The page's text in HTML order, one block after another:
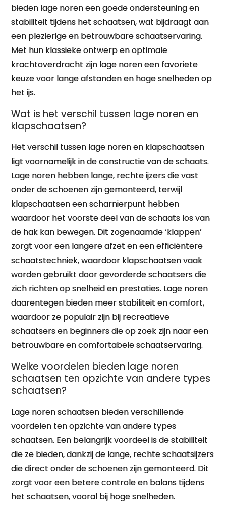
bieden lage noren een goede ondersteuning en
stabiliteit tijdens het schaatsen, wat bijdraagt aan
een plezierige en betrouwbare schaatservaring.
Met hun klassieke ontwerp en optimale
krachtoverdracht zijn lage noren een favoriete
keuze voor lange afstanden en hoge snelheden op
het ijs.
Wat is het verschil tussen lage noren en
klapschaatsen?
Het verschil tussen lage noren en klapschaatsen
ligt voornamelijk in de constructie van de schaats.
Lage noren hebben lange, rechte ijzers die vast
onder de schoenen zijn gemonteerd, terwijl
klapschaatsen een scharnierpunt hebben
waardoor het voorste deel van de schaats los van
de hak kan bewegen. Dit zogenaamde ‘klappen’
zorgt voor een langere afzet en een efficiëntere
schaatstechniek, waardoor klapschaatsen vaak
worden gebruikt door gevorderde schaatsers die
zich richten op snelheid en prestaties. Lage noren
daarentegen bieden meer stabiliteit en comfort,
waardoor ze populair zijn bij recreatieve
schaatsers en beginners die op zoek zijn naar een
betrouwbare en comfortabele schaatservaring.
Welke voordelen bieden lage noren
schaatsen ten opzichte van andere types
schaatsen?
Lage noren schaatsen bieden verschillende
voordelen ten opzichte van andere types
schaatsen. Een belangrijk voordeel is de stabiliteit
die ze bieden, dankzij de lange, rechte schaatsijzers
die direct onder de schoenen zijn gemonteerd. Dit
zorgt voor een betere controle en balans tijdens
het schaatsen, vooral bij hoge snelheden.